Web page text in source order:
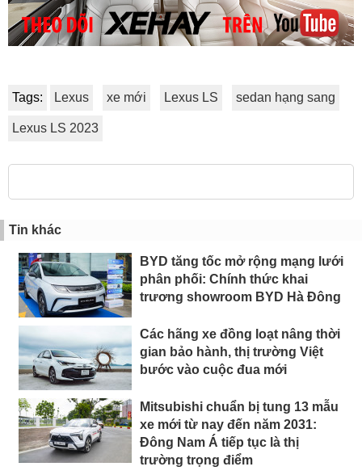
Tags: Lexus xe mới Lexus LS sedan hạng sang
Lexus LS 2023
Tin khác
BYD tăng tốc mở rộng mạng lưới
phân phối: Chính thức khai
trương showroom BYD Hà Đông
Các hãng xe đồng loạt nâng thời
gian bảo hành, thị trường Việt
bước vào cuộc đua mới
Mitsubishi chuẩn bị tung 13 mẫu
xe mới từ nay đến năm 2031:
Đông Nam Á tiếp tục là thị
trường trọng điểm